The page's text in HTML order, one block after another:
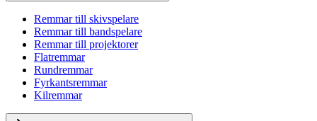
Remmar till skivspelare
Remmar till bandspelare
Remmar till projektorer
Flatremmar
Rundremmar
Fyrkantsremmar
Kilremmar